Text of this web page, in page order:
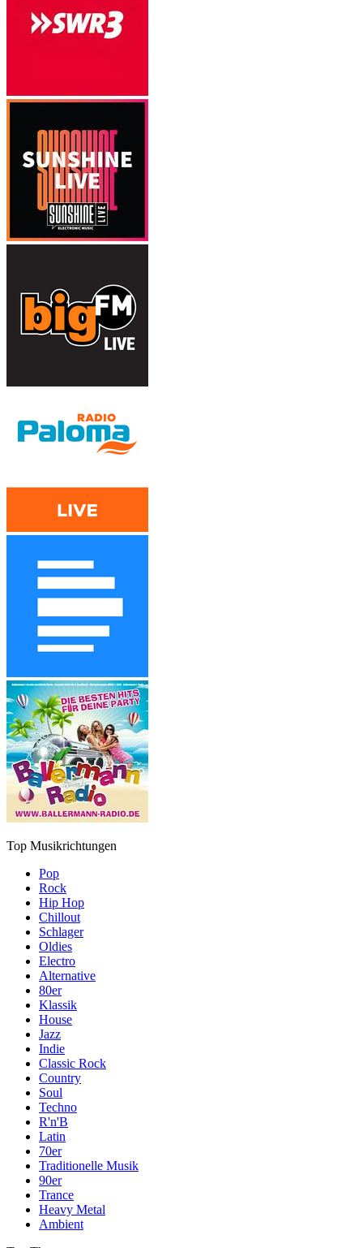
Top Musikrichtungen
Pop
Rock
Hip Hop
Chillout
Schlager
Oldies
Electro
Alternative
80er
Klassik
House
Jazz
Indie
Classic Rock
Country
Soul
Techno
R'n'B
Latin
70er
Traditionelle Musik
90er
Trance
Heavy Metal
Ambient